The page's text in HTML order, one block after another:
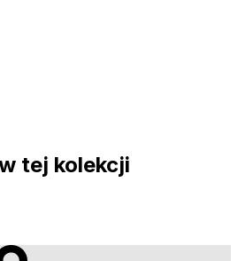
tej kolekcji